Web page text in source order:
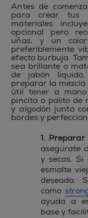
Antes de
para crear tus
materiales
opcional pero
uñas, y un
preferiblemente
efecto burbuja.
sea brillante o
de jabón
preparar la mezcla
útil tener a
pincita o palito de
y algodón junto
bordes y
1. Preparar
asegúrate
y secas. Si
esmalte
deseada.
como
ayuda a
base y